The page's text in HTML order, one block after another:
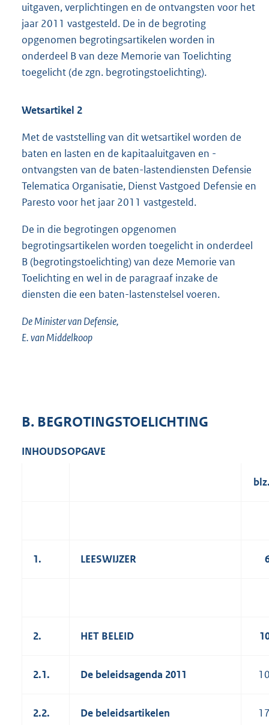
uitgaven, verplichtingen en de ontvangsten voor het
jaar 2011 vastgesteld. De in de begroting
opgenomen begrotingsartikelen worden in
onderdeel B van deze Memorie van Toelichting
toegelicht (de zgn. begrotingstoelichting).
Wetsartikel 2
Met de vaststelling van dit wetsartikel worden de
baten en lasten en de kapitaaluitgaven en -
ontvangsten van de baten-lastendiensten Defensie
Telematica Organisatie, Dienst Vastgoed Defensie en
Paresto voor het jaar 2011 vastgesteld.
De in die begrotingen opgenomen
begrotingsartikelen worden toegelicht in onderdeel
B (begrotingstoelichting) van deze Memorie van
Toelichting en wel in de paragraaf inzake de
diensten die een baten-lastenstelsel voeren.
De Minister van Defensie,
E. van Middelkoop
B. BEGROTINGSTOELICHTING
INHOUDSOPGAVE
1. LEESWIJZER
2. HET BELEID
2.1. De beleidsagenda 2011
2.2. De beleidsartikelen